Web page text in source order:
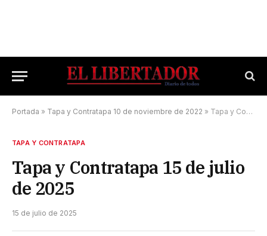
Portada » Tapa y Contratapa 10 de noviembre de 2022 » Tapa y Contratapa 15 de julio de 2025
TAPA Y CONTRATAPA
Tapa y Contratapa 15 de julio
de 2025
15 de julio de 2025